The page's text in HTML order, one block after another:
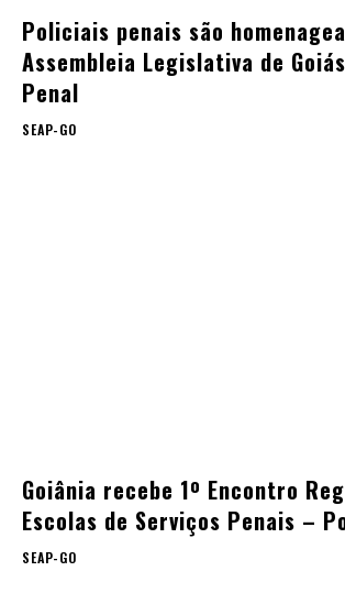
Policiais penais são
Assembleia Legislativa de
Penal
SEAP-GO
Goiânia recebe 1º Encontro
Escolas de Serviços Penais –
SEAP-GO